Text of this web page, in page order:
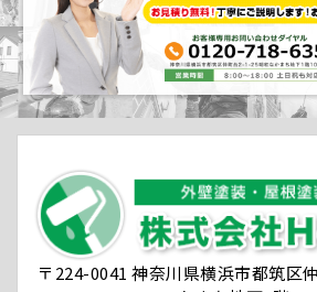
〒224-0041 神奈川県横浜市都筑区